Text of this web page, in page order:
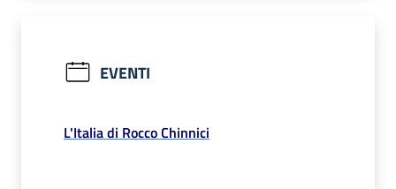
EVENTI
L'Italia di Rocco Chinnici